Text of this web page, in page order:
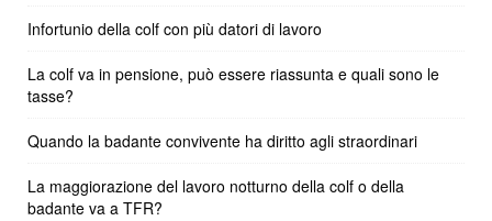
Infortunio della colf con più datori di lavoro
La colf va in pensione, può essere riassunta e quali sono le
tasse?
Quando la badante convivente ha diritto agli straordinari
La maggiorazione del lavoro notturno della colf o della
badante va a TFR?